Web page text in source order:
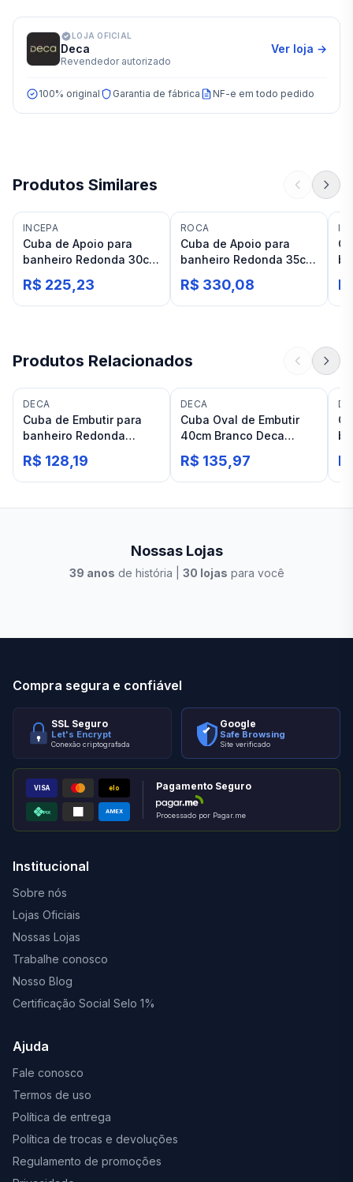
LOJA OFICIAL
Deca
Revendedor autorizado
Ver loja →
100% original Garantia de fábrica NF-e em todo pedido
Produtos Similares
INCEPA
Cuba de Apoio para
banheiro Redonda 30cm
Branca Incepa Loft R0
R$ 225,23
ROCA
Cuba de Apoio para
banheiro Redonda 35cm
Branca Roca Optica
CR35
R$ 330,08
Produtos Relacionados
DECA
Cuba de Embutir para
banheiro Redonda
Branca Deca L.41
R$ 128,19
DECA
Cuba Oval de Embutir
40cm Branco Deca
Linha L
R$ 135,97
Nossas Lojas
39 anos de história | 30 lojas para você
Compra segura e confiável
SSL Seguro
Let's Encrypt
Conexão criptografada
Google
Safe Browsing
Site verificado
VISA elo
PIX AMEX
Pagamento Seguro
Processado por Pagar.me
Institucional
Sobre nós
Lojas Oficiais
Nossas Lojas
Trabalhe conosco
Nosso Blog
Certificação Social Selo 1%
Ajuda
Fale conosco
Termos de uso
Política de entrega
Política de trocas e devoluções
Regulamento de promoções